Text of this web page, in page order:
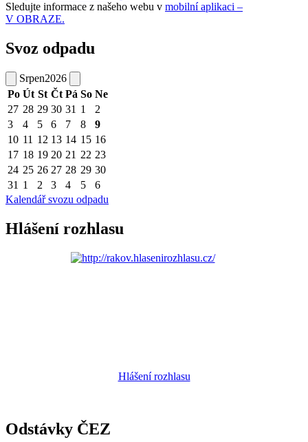
Sledujte informace z našeho webu v mobilní aplikaci –
V OBRAZE.
Svoz odpadu
Srpen2026
Po Út St Čt Pá So Ne
27 28 29 30 31 1
2
3
4 5 6 7 8
9
10 11 12 13 14 15 16
17 18 19 20 21 22 23
24 25 26 27 28 29 30
31 1 2 3 4 5
6
Kalendář svozu odpadu
Hlášení rozhlasu
Hlášení rozhlasu
Odstávky ČEZ